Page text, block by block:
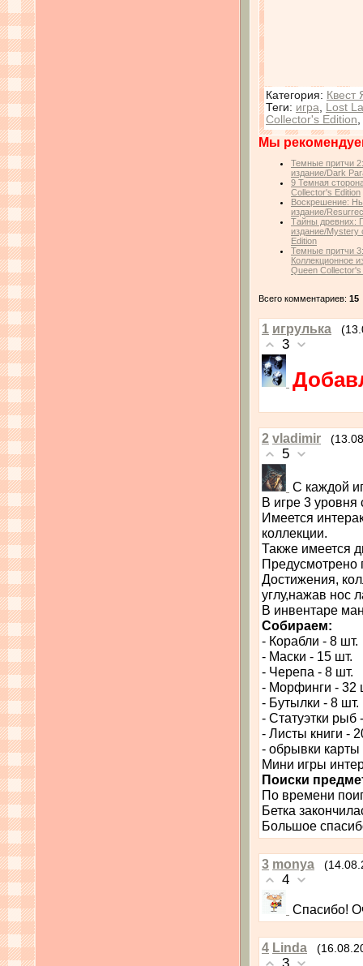
Категория: Квест
Теги: игра
Lost
Collector's Edition
Мы
Темные притчи
издание/Dark
9 Темная
Collector's Edition
Воскрешение:
издание/
Тайны древних:
издание/Mystery
Edition
Темные притчи
Коллекционное
Queen Collector's
Всего комментариев: 15
1 игрулька
3
2 vladimir
5
С каждой
В игре 3 уровня
Имеется
коллекции.
Также имеется
Предусмотрено
Достижения,
углу,нажав нос
В инвентаре
Собираем:
- Корабли - 8 шт.
- Маски - 15 шт.
- Черепа - 8 шт.
- Морфинги - 32
- Бутылки - 8 шт.
- Статуэтки рыб
- Листы книги -
- обрывки карты
Мини игры
Поиски
По времени
Бетка
Большое
3 monya
4
Спасибо!
4 Linda
3